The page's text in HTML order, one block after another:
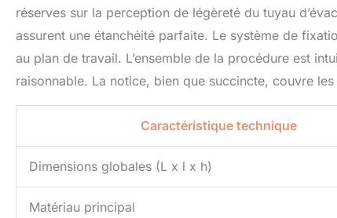
réserves sur la perception de légèreté du tuyau
assurent une étanchéité parfaite. Le système de
au plan de travail. L’ensemble de la procédure est
raisonnable. La notice, bien que succincte, couvre
Caractéristique technique
Dimensions globales (L x l x h)
Matériau principal